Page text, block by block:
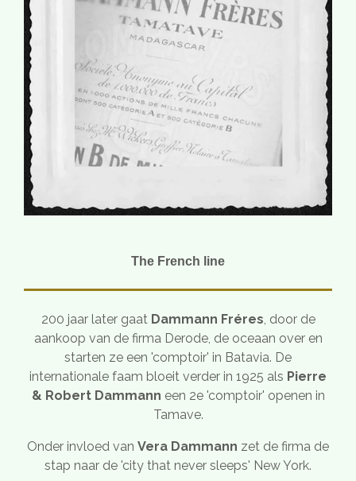
The French line
200 jaar later gaat Dammann Fréres, door de
aankoop van de firma Derode, de oceaan over en
starten ze een 'comptoir' in Batavia. De
internationale faam bloeit verder in 1925 als Pierre
& Robert Dammann een 2e 'comptoir' openen in
Tamave.
Onder invloed van Vera Dammann zet de firma de
stap naar de 'city that never sleeps' New York.